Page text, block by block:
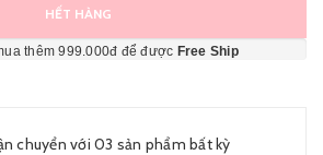
HẾT HÀNG
thêm 999.000đ để được Free Ship
chuyển với 03 sản phẩm bất kỳ